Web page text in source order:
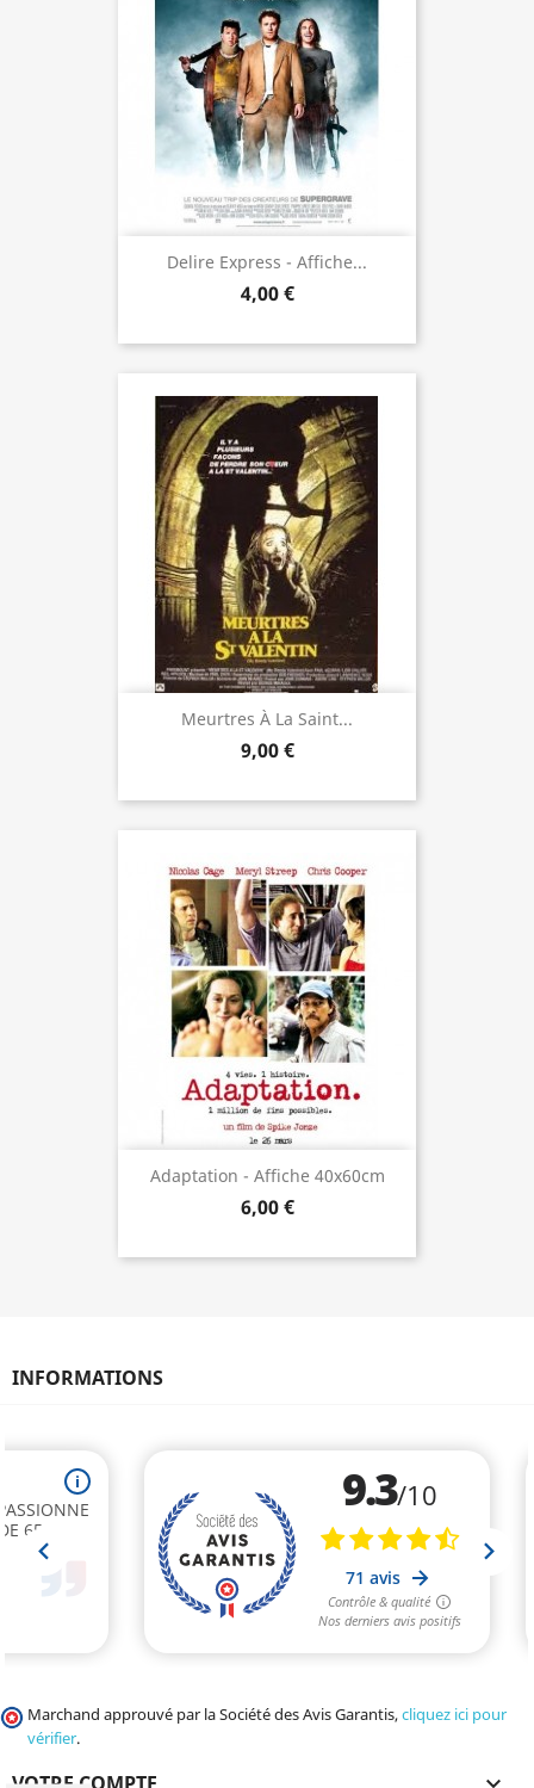
Delire Express - Affiche...
4,00 €
Meurtres À La Saint...
9,00 €
Adaptation - Affiche 40x60cm
6,00 €
INFORMATIONS
Marchand approuvé par la Société des Avis Garantis,cliquez ici pour
vérifier.